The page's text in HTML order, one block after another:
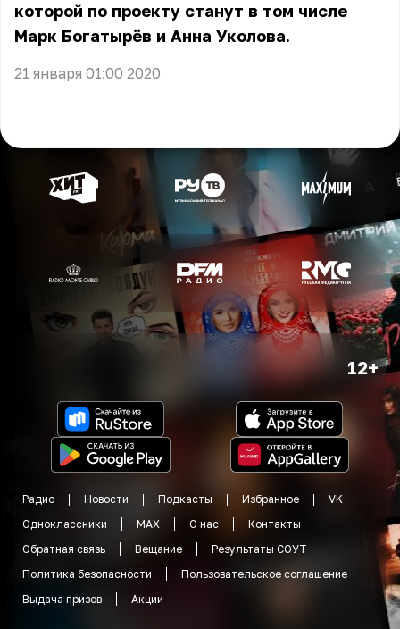
которой по проекту станут в том числе
Марк Богатырёв и Анна Уколова.
21 января 01:00 2020
12+
Радио Новости Подкасты Избранное
VK
Одноклассники
MAX О нас
Контакты
Обратная связь
Вещание
Результаты СОУТ
Политика безопасности
Пользовательское соглашение
Выдача призов
Акции